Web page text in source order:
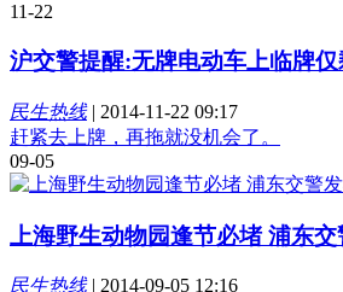
11-22
沪交警提醒:无牌电动车上临牌仅
民生热线| 2014-11-22 09:17
赶紧去上牌，再拖就没机会了。
09-05
上海野生动物园逢节必堵 浦东
民生热线| 2014-09-05 12:16